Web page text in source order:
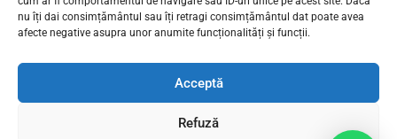
nu îți dai consimțământul sau îți retragi consimțământul dat poate avea
afecte negative asupra unor anumite funcționalități și funcții.
Acceptă
Refuză